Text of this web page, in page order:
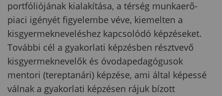
portfóliójának kialakítása, a térség munkaerő-
piaci igényét figyelembe véve, kiemelten a
kisgyermekneveléshez kapcsolódó képzéseket.
További cél a gyakorlati képzésben résztvevő
kisgyermeknevelők és óvodapedagógusok
mentori (tereptanári) képzése, ami által képessé
válnak a gyakorlati képzésen rájuk bízott